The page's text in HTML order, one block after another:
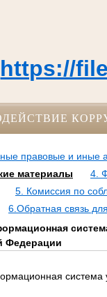
https://
правовые и иные
материалы
4.
5. Комиссия по
6.Обратная связь
Федерации
система